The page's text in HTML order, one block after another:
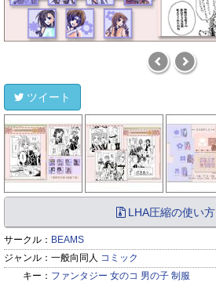
ツイート
LHA圧縮の使い方
サークル： BEAMS
ジャンル： 一般向同人 コミック
キー： ファンタジー 女のコ 男の子 制服